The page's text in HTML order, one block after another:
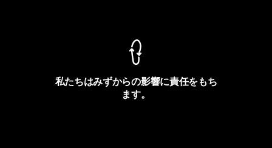
私たちはみずからの影響に責任をもち
ます。